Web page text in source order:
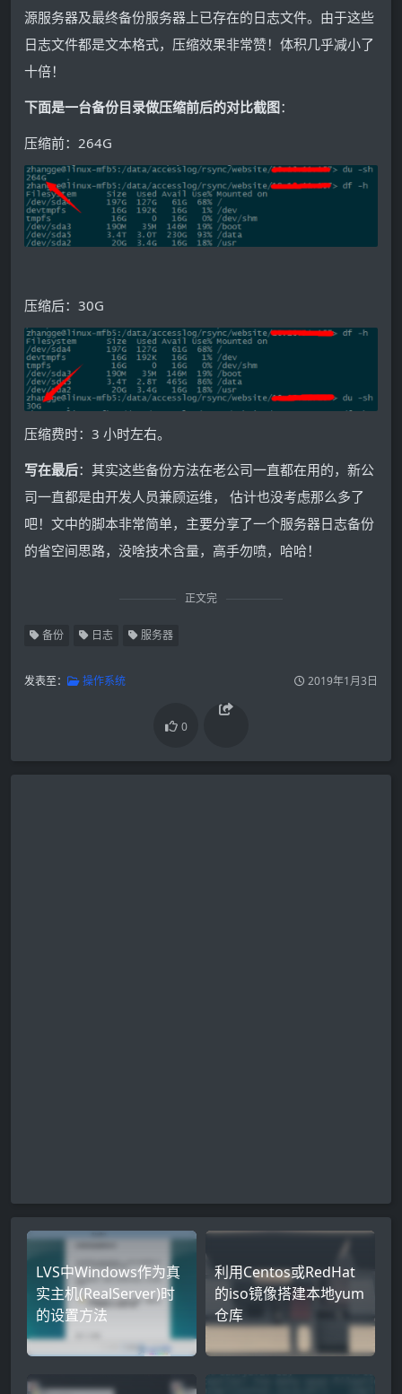
源服务器及最终备份服务器上已存在的日志文件。由于这些
日志文件都是文本格式，压缩效果非常赞！体积几乎减小了
十倍！
下面是一台备份目录做压缩前后的对比截图：
压缩前：264G
压缩后：30G
压缩费时：3 小时左右。
写在最后：其实这些备份方法在老公司一直都在用的，新公
司一直都是由开发人员兼顾运维， 估计也没考虑那么多了
吧！文中的脚本非常简单，主要分享了一个服务器日志备份
的省空间思路，没啥技术含量，高手勿喷，哈哈！
正文完
备份 日志 服务器
发表至： 操作系统 2019年1月3日
0
LVS中Windows作为真
实主机(RealServer)时
的设置方法
利用Centos或RedHat
的iso镜像搭建本地yum
仓库